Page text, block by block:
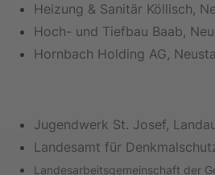
Heizung & Sanitär Köllisch,
Hoch- und Tiefbau Baab,
Hornbach Holding AG,
Jugendwerk St. Josef,
Landesamt für
Landesarbeitsgemeinschaft der